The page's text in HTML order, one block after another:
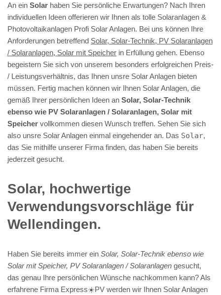
An ein Solar haben Sie persönliche Erwartungen? Nach Ihren
individuellen Ideen offerieren wir Ihnen als tolle Solaranlagen &
Photovoltaikanlagen Profi Solar Anlagen. Bei uns können Ihre
Anforderungen betreffend Solar, Solar-Technik, PV Solaranlagen
/ Solaranlagen, Solar mit Speicher in Erfüllung gehen. Ebenso
begeistern Sie sich von unserem besonders erfolgreichen Preis-
/ Leistungsverhältnis, das Ihnen unsre Solar Anlagen bieten
müssen. Fertig machen können wir Ihnen Solar Anlagen, die
gemäß Ihrer persönlichen Ideen an Solar, Solar-Technik
ebenso wie PV Solaranlagen / Solaranlagen, Solar mit
Speicher vollkommen diesen Wunsch treffen. Sehen Sie sich
also unsre Solar Anlagen einmal eingehender an. Das Solar,
das Sie mithilfe unserer Firma finden, das haben Sie bereits
jederzeit gesucht.
Solar, hochwertige
Verwendungsvorschläge für
Wellendingen.
Haben Sie bereits immer ein Solar, Solar-Technik ebenso wie
Solar mit Speicher, PV Solaranlagen / Solaranlagen gesucht,
das genau Ihre persönlichen Wünsche nachkommen kann? Als
erfahrene Firma Express☀️PV️ werden wir Ihnen Solar Anlagen